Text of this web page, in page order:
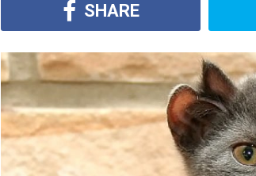
SHARE